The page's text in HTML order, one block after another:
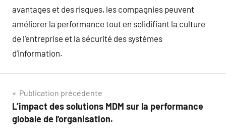
avantages et des risques, les compagnies peuvent
améliorer la performance tout en solidifiant la culture
de l’entreprise et la sécurité des systèmes
d’information.
Navigation
de
Publication précédente
L’impact des solutions MDM sur la performance
globale de l’organisation.